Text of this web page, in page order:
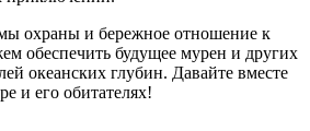
охраны и бережное отношение к
обеспечить будущее мурен и других
океанских глубин. Давайте вместе
и его обитателях!